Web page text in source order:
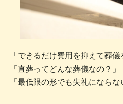
「できるだけ費用を抑えて葬儀
「直葬ってどんな葬儀なの？」
「最低限の形でも失礼にならな